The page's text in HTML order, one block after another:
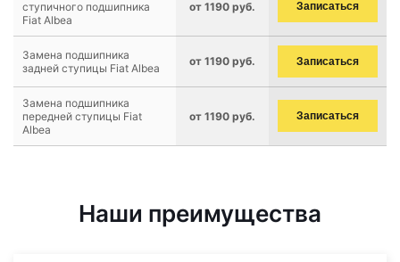
ступичного подшипника
Fiat Albea
от 1190 руб. Записаться
Замена подшипника
задней ступицы Fiat Albea
от 1190 руб. Записаться
Замена подшипника
передней ступицы Fiat
Albea
от 1190 руб. Записаться
Наши преимущества